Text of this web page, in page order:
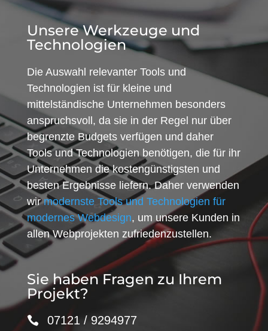
Unsere Werkzeuge und
Technologien
Die Auswahl relevanter Tools und
Technologien ist für kleine und
mittelständische Unternehmen besonders
anspruchsvoll, da sie in der Regel nur über
begrenzte Budgets verfügen und daher
Tools und Technologien benötigen, die für ihr
Unternehmen die kostengünstigsten und
besten Ergebnisse liefern. Daher verwenden
wirmodernste Tools und Technologien für
modernes Webdesign, um unsere Kunden in
allen Webprojekten zufriedenzustellen.
Sie haben Fragen zu Ihrem
Projekt?
07121 / 9294977